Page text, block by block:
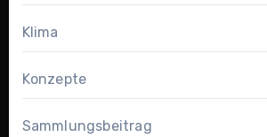
Klima
Konzepte
Sammlungsbeitrag